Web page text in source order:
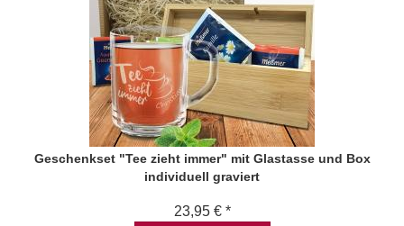
Geschenkset "Tee zieht immer" mit Glastasse und Box
individuell graviert
23,95 € *